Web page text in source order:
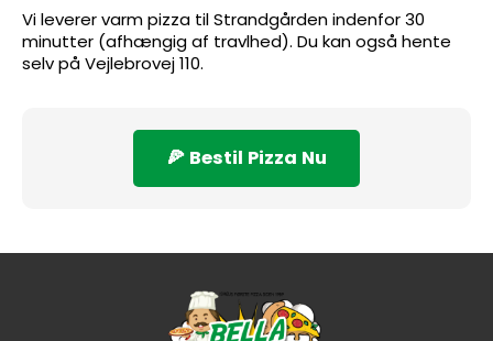
Vi leverer varm pizza til Strandgården indenfor 30
minutter (afhængig af travlhed). Du kan også hente
selv på Vejlebrovej 110.
🍕 Bestil Pizza Nu